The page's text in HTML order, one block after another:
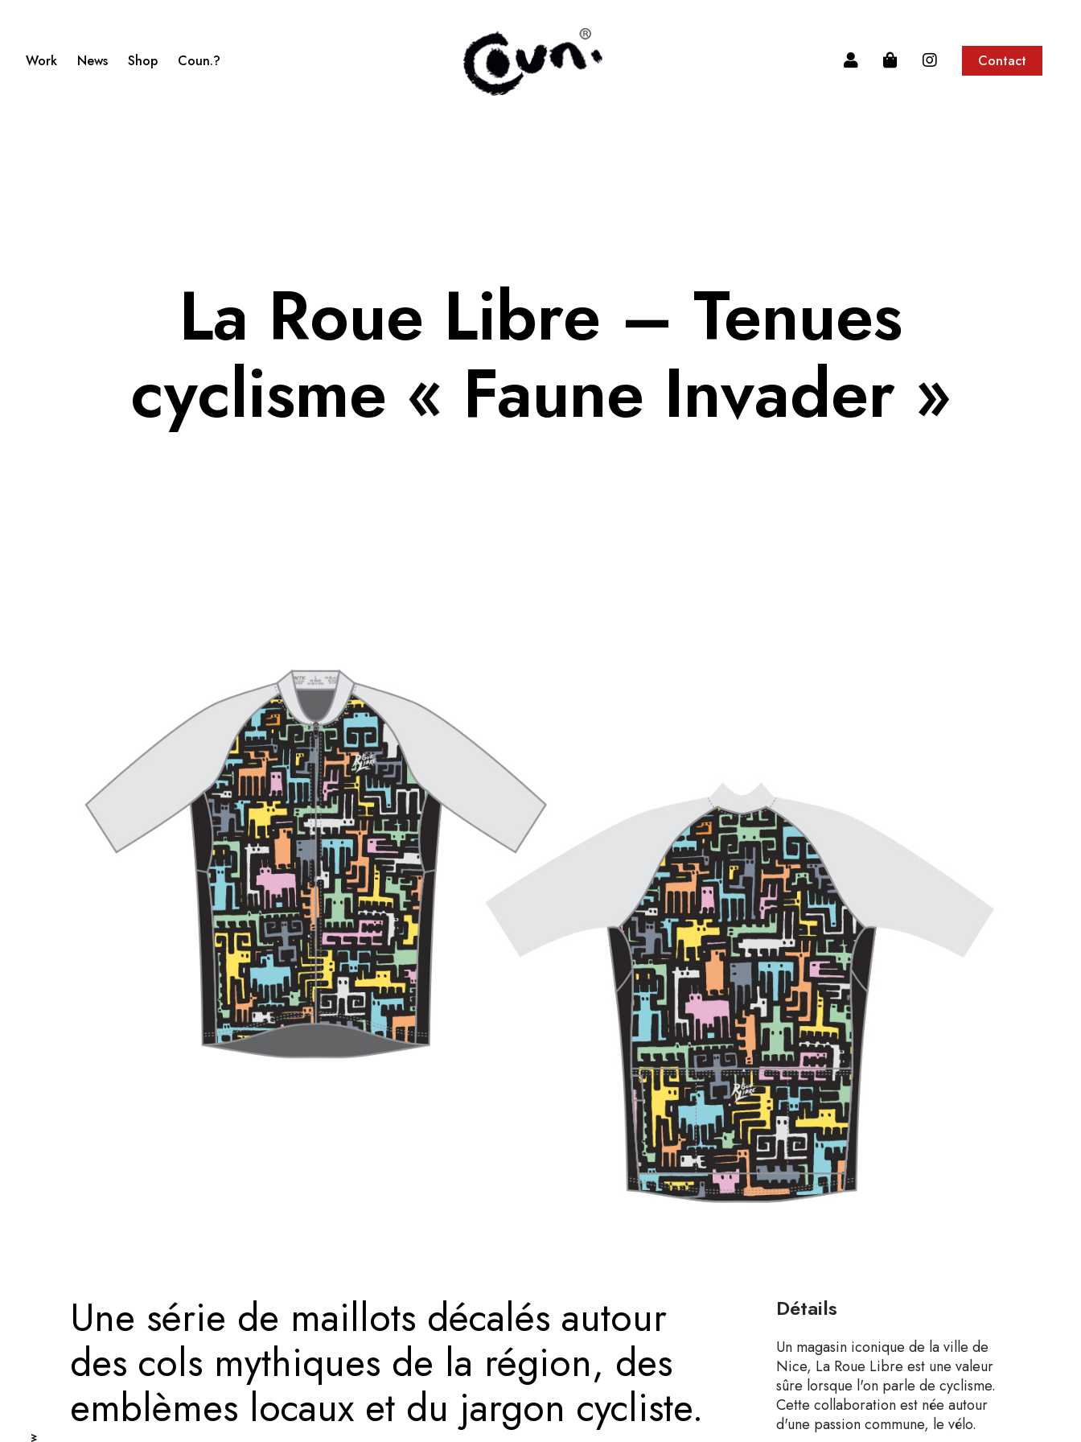
Work News Shop Coun.? Contact
La Roue Libre – Tenues
cyclisme « Faune Invader »
Une série de maillots décalés autour
des cols mythiques de la région, des
emblèmes locaux et du jargon cycliste.
Détails
Un magasin iconique de la ville de
Nice, La Roue Libre est une valeur
sûre lorsque l'on parle de cyclisme.
Cette collaboration est née autour
d'une passion commune, le vélo.